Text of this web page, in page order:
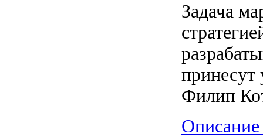
Задача
принесут
Филип
Описание